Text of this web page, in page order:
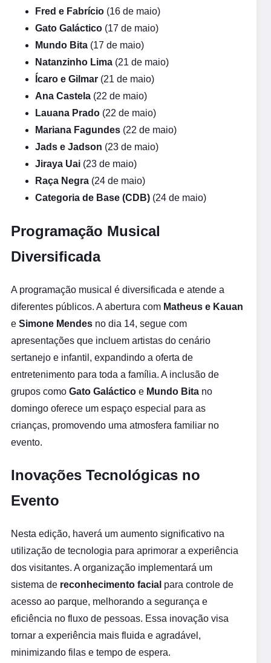
Fred e Fabrício (16 de maio)
Gato Galáctico (17 de maio)
Mundo Bita (17 de maio)
Natanzinho Lima (21 de maio)
Ícaro e Gilmar (21 de maio)
Ana Castela (22 de maio)
Lauana Prado (22 de maio)
Mariana Fagundes (22 de maio)
Jads e Jadson (23 de maio)
Jiraya Uai (23 de maio)
Raça Negra (24 de maio)
Categoria de Base (CDB) (24 de maio)
Programação Musical
Diversificada
A programação musical é diversificada e atende a
diferentes públicos. A abertura com Matheus e Kauan
e Simone Mendes no dia 14, segue com
apresentações que incluem artistas do cenário
sertanejo e infantil, expandindo a oferta de
entretenimento para toda a família. A inclusão de
grupos como Gato Galáctico e Mundo Bita no
domingo oferece um espaço especial para as
crianças, promovendo uma atmosfera familiar no
evento.
Inovações Tecnológicas no
Evento
Nesta edição, haverá um aumento significativo na
utilização de tecnologia para aprimorar a experiência
dos visitantes. A organização implementará um
sistema de reconhecimento facial para controle de
acesso ao parque, melhorando a segurança e
eficiência no fluxo de pessoas. Essa inovação visa
tornar a experiência mais fluida e agradável,
minimizando filas e tempo de espera.